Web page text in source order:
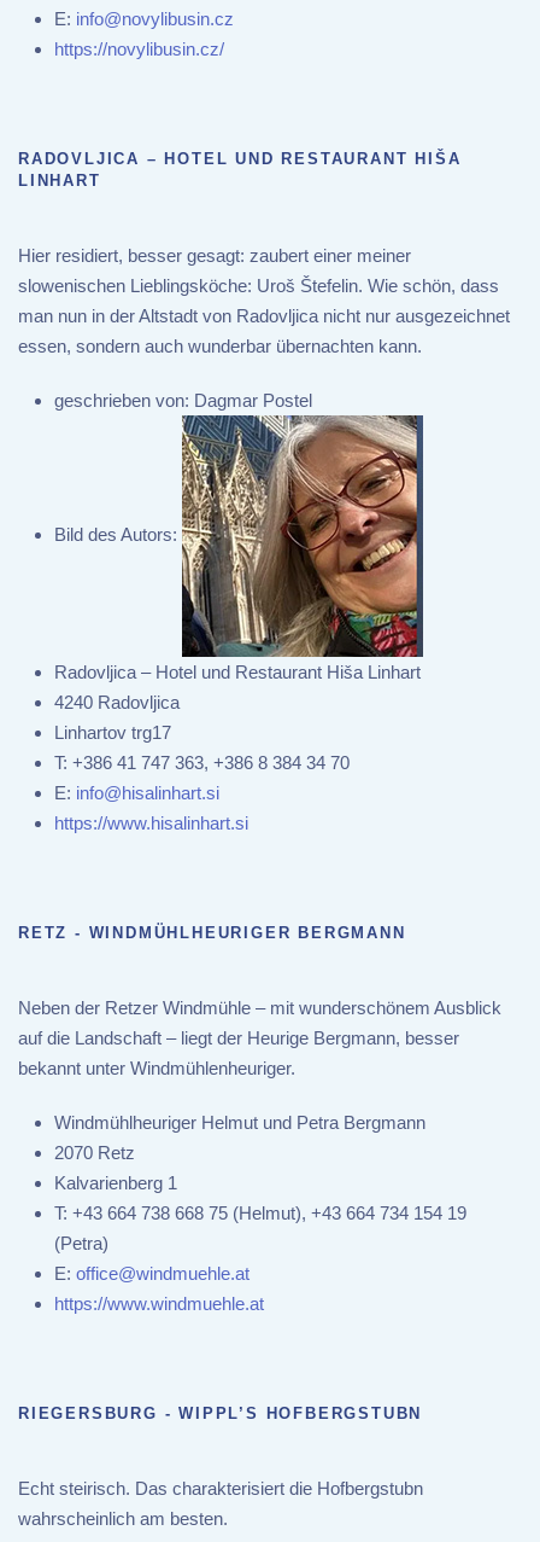
E: info@novylibusin.cz
https://novylibusin.cz/
RADOVLJICA – HOTEL UND RESTAURANT HIŠA
LINHART
Hier residiert, besser gesagt: zaubert einer meiner
slowenischen Lieblingsköche: Uroš Štefelin. Wie schön, dass
man nun in der Altstadt von Radovljica nicht nur ausgezeichnet
essen, sondern auch wunderbar übernachten kann.
geschrieben von: Dagmar Postel
Bild des Autors:
Radovljica – Hotel und Restaurant Hiša Linhart
4240 Radovljica
Linhartov trg17
T: +386 41 747 363, +386 8 384 34 70
E: info@hisalinhart.si
https://www.hisalinhart.si
RETZ - WINDMÜHLHEURIGER BERGMANN
Neben der Retzer Windmühle – mit wunderschönem Ausblick
auf die Landschaft – liegt der Heurige Bergmann, besser
bekannt unter Windmühlenheuriger.
Windmühlheuriger Helmut und Petra Bergmann
2070 Retz
Kalvarienberg 1
T: +43 664 738 668 75 (Helmut), +43 664 734 154 19
(Petra)
E: office@windmuehle.at
https://www.windmuehle.at
RIEGERSBURG - WIPPL’S HOFBERGSTUBN
Echt steirisch. Das charakterisiert die Hofbergstubn
wahrscheinlich am besten.